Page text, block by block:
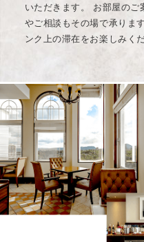
いただきます。 お部屋のご
やご相談もその場で承りま
ンク上の滞在をお楽しみくだ